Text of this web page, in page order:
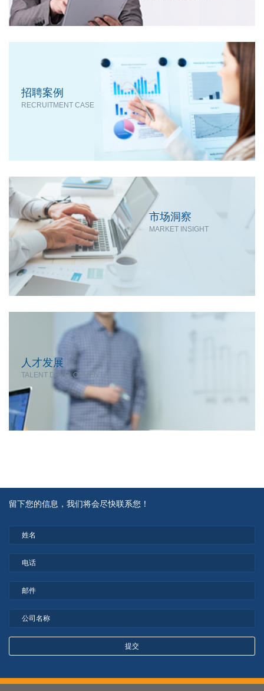
招聘案例
RECRUITMENT CASE
市场洞察
MARKET INSIGHT
人才发展
TALENT DEVELOPMENT
留下您的信息，我们将会尽快联系您！